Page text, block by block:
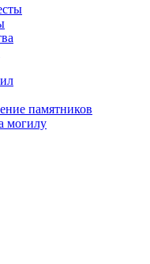
памятников
могилу